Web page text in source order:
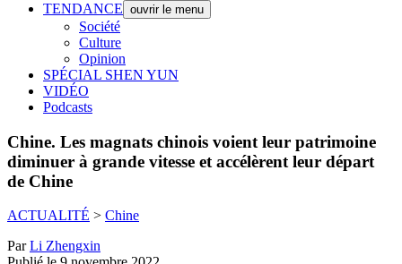
TENDANCE ouvrir le menu
Société
Culture
Opinion
SPÉCIAL SHEN YUN
VIDÉO
Podcasts
Chine. Les magnats chinois voient leur patrimoine
diminuer à grande vitesse et accélèrent leur départ
de Chine
ACTUALITÉ > Chine
ParLi Zhengxin